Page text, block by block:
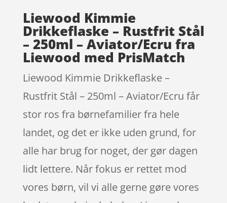
Liewood Kimmie
Drikkeflaske – Rustfrit Stål
– 250ml – Aviator/Ecru fra
Liewood med PrisMatch
Liewood Kimmie Drikkeflaske –
Rustfrit Stål – 250ml – Aviator/Ecru får
stor ros fra børnefamilier fra hele
landet, og det er ikke uden grund, for
alle har brug for noget, der gør dagen
lidt lettere. Når fokus er rettet mod
vores børn, vil vi alle gerne gøre vores